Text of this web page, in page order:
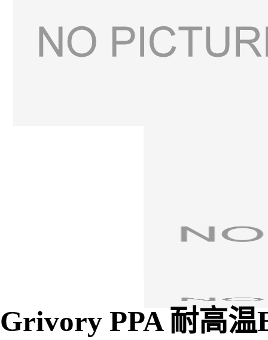
Grivory PPA 耐高